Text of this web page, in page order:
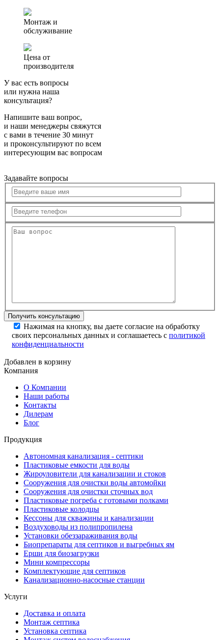
Монтаж и
обслуживание
Цена от
производителя
У вас есть вопросы
или нужна наша
консультация?
Напишите ваш вопрос,
и наши менеджеры свяжутся
с вами в течение 30 минут
и проконсультируют по всем
интересующим вас вопросам
Задавайте вопросы
Нажимая на кнопку, вы даете согласие на обработку
своих персональных данных и соглашаетесь с политикой
конфиденциальности
Добавлен в корзину
Компания
О Компании
Наши работы
Контакты
Дилерам
Блог
Продукция
Автономная канализация - септики
Пластиковые емкости для воды
Жироуловители для канализации и стоков
Сооружения для очистки воды автомойки
Сооружения для очистки сточных вод
Пластиковые погреба с готовыми полками
Пластиковые колодцы
Кессоны для скважины и канализации
Воздуховоды из полипропилена
Установки обеззараживания воды
Биопрепараты для септиков и выгребных ям
Ерши для биозагрузки
Мини компрессоры
Комплектующие для септиков
Канализационно-насосные станции
Услуги
Доставка и оплата
Монтаж септика
Установка септика